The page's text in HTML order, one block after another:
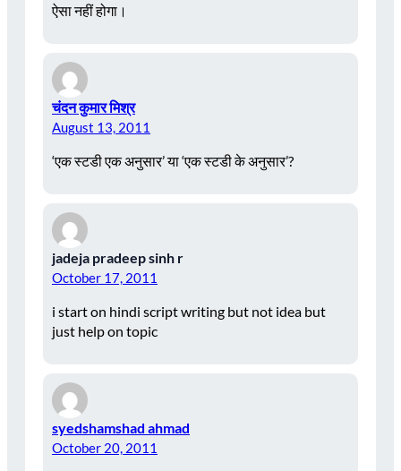
ऐसा नहीं होगा।
चंदन कुमार मिश्र
August 13, 2011
‘एक स्टडी एक अनुसार’ या ‘एक स्टडी के अनुसार’?
jadeja pradeep sinh r
October 17, 2011
i start on hindi script writing but not idea but
just help on topic
syedshamshad ahmad
October 20, 2011